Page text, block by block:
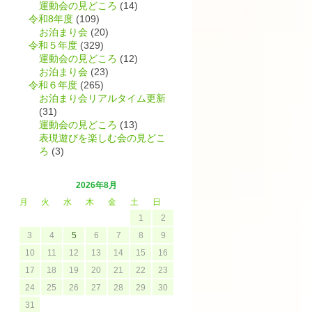
運動会の見どころ (14)
令和8年度 (109)
お泊まり会 (20)
令和５年度 (329)
運動会の見どころ (12)
お泊まり会 (23)
令和６年度 (265)
お泊まり会リアルタイム更新
(31)
運動会の見どころ (13)
表現遊びを楽しむ会の見どこ
ろ (3)
2026年8月
月
火 水 木 金 土
日
1
2
3
4 5 6 7 8
9
10
11 12 13 14 15
16
17
18 19 20 21 22
23
24
25 26 27 28 29
30
31